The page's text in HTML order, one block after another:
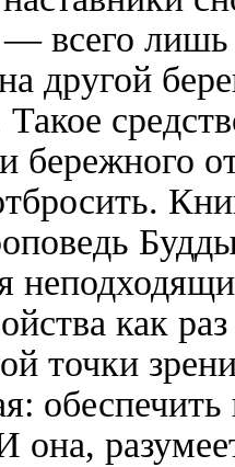
всего лишь
другой
бережного
как
точки
она,